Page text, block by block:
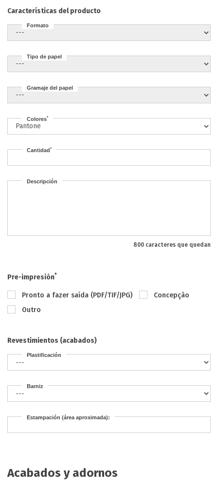
Características del producto
Formato
Tipo de papel
Gramaje del papel
Colores*
Cantidad*
Descripción
800 caracteres que quedan
Pre-impresión*
Pronto a fazer saída (PDF/TIF/JPG)
Concepção
Outro
Revestimientos (acabados)
Plastificación
Barniz
Estampación (área aproximada):
Acabados y adornos